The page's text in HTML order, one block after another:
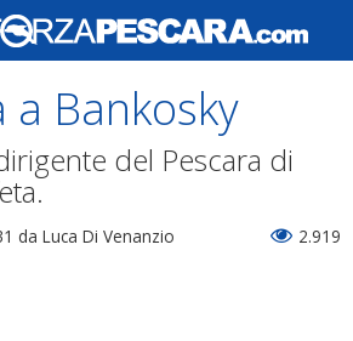
Bankosky
del Pescara di
da Luca Di Venanzio 2.919